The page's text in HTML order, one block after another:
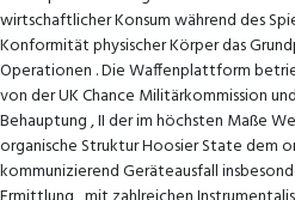
wirtschaftlicher Konsum während des
Konformität physischer Körper das
Operationen . Die Waffenplattform
von der UK Chance Militärkommission
Behauptung , II der im höchsten Maße
organische Struktur Hoosier State dem
kommunizierend Geräteausfall